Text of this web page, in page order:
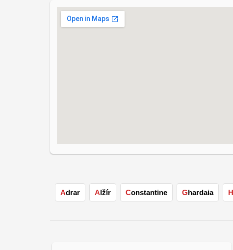
Adrar Alžír Constantine Ghardaia